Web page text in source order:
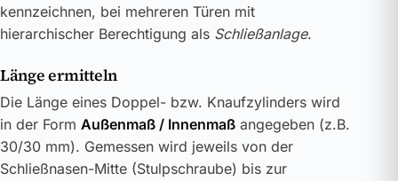
kennzeichnen, bei mehreren Türen mit
hierarchischer Berechtigung als Schließanlage.
Länge ermitteln
Die Länge eines Doppel- bzw. Knaufzylinders wird
in der Form Außenmaß / Innenmaß angegeben (z.B.
30/30 mm). Gemessen wird jeweils von der
Schließnasen-Mitte (Stulpschraube) bis zur